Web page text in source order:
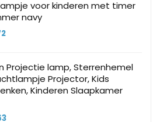
voor kinderen met timer
navy
Projectie lamp, Sterrenhemel
Projector, Kids
Kinderen Slaapkamer